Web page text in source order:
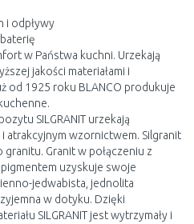
i odpływy
w Państwa kuchni. Urzekają
jakości materiałami i
od 1925 roku BLANCO produkuje
SILGRANIT urzekają
atrakcyjnym wzornictwem. Silgranit
granitu. Granit w połączeniu z
uzyskuje swoje
jedwabista, jednolita
w dotyku. Dzięki
SILGRANIT jest wytrzymały i